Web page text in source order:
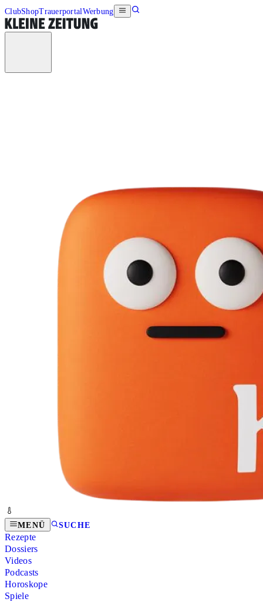
ClubShopTrauerportalWerbung
MENÜ SUCHE
Rezepte
Dossiers
Videos
Podcasts
Horoskope
Spiele